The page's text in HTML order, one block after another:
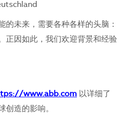
的未来，需要各种各样的头脑：
正因如此，我们欢迎背景和经验
www.abb.com 以详细了
创造的影响。